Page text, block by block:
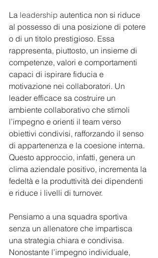
La leadership autentica non si riduce
al possesso di una posizione di potere
o di un titolo prestigioso. Essa
rappresenta, piuttosto, un insieme di
competenze, valori e comportamenti
capaci di ispirare fiducia e
motivazione nei collaboratori. Un
leader efficace sa costruire un
ambiente collaborativo che stimoli
l’impegno e orienti il team verso
obiettivi condivisi, rafforzando il senso
di appartenenza e la coesione interna.
Questo approccio, infatti, genera un
clima aziendale positivo, incrementa la
fedeltà e la produttività dei dipendenti
e riduce i livelli di turnover.
Pensiamo a una squadra sportiva
senza un allenatore che impartisca
una strategia chiara e condivisa.
Nonostante l’impegno individuale,